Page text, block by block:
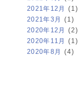
2021年12月
(1)
2021年3月
(1)
2020年12月
(2)
2020年11月
(1)
2020年8月
(4)